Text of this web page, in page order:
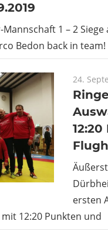
1 – 2
Bedon back in team!
24.
ersten
12:20 Punkten und